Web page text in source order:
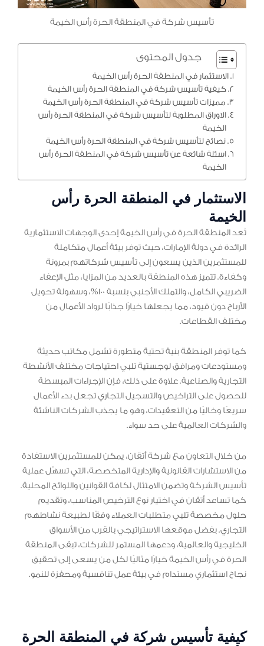
تأسيس شركة في المنطقة الحرة رأس الخيمة
جدول المحتوى
الاستثمار في المنطقة الحرة رأس الخيمة
كيفية تأسيس شركة في المنطقة الحرة رأس الخيمة
مميزات تأسيس شركة في المنطقة الحرة رأس الخيمة
الاوراق المطلوبة لتأسيس شركة في المنطقة الحرة رأس
الخيمة
نصائح لتأسيس شركة في المنطقة الحرة رأس الخيمة
اسئلة شائعة عن تأسيس شركة في المنطقة الحرة رأس
الخيمة
الاستثمار في المنطقة الحرة رأس
الخيمة
تُعد المنطقة الحرة في رأس الخيمة إحدى الوجهات الاستثمارية
الرائدة في دولة الإمارات، حيث توفر بيئة أعمال متكاملة
للمستثمرين الذين يسعون إلى تأسيس شركاتهم بمرونة
وكفاءة. تتميز هذه المنطقة بالعديد من المزايا، مثل الإعفاء
الضريبي الكامل، والتملك الأجنبي بنسبة 100%، وسهولة تحويل
الأرباح دون قيود، مما يجعلها خيارًا جذابًا لرواد الأعمال من
مختلف القطاعات.
كما توفر المنطقة بنية تحتية متطورة تشمل مكاتب حديثة
ومستودعات ومرافق لوجستية تلبي احتياجات مختلف الأنشطة
التجارية والصناعية. علاوة على ذلك، فإن الإجراءات المبسطة
للحصول على التراخيص والتسجيل التجاري تجعل بدء الأعمال
سريعًا وخاليًا من التعقيدات، وهو ما يجذب الشركات الناشئة
والشركات العالمية على حد سواء.
من خلال التعاون مع شركة أتقان، يمكن للمستثمرين الاستفادة
من الاستشارات القانونية والإدارية المتخصصة، التي تسهّل عملية
تأسيس الشركة وتضمن الامتثال لكافة القوانين واللوائح المحلية.
كما تساعد أتقان في اختيار نوع الترخيص المناسب، وتقديم
حلول مخصصة تلبي متطلبات العملاء وفقًا لطبيعة نشاطهم
التجاري. بفضل موقعها الاستراتيجي بالقرب من الأسواق
الخليجية والعالمية، ودعمها المستمر للشركات، تبقى المنطقة
الحرة في رأس الخيمة خيارًا مثاليًا لكل من يسعى إلى تحقيق
نجاح استثماري مستدام في بيئة عمل تنافسية ومحفزة للنمو.
كيفية تأسيس شركة في المنطقة الحرة